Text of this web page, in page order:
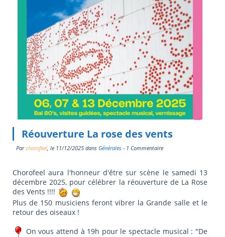
Réouverture La rose des vents
Parchorofeel, le 11/12/2025dans Générales- 1 Commentaire
Chorofeel aura l'honneur d'être sur scène le samedi 13
décembre 2025, pour célébrer la réouverture de La Rose
des Vents !!!!
Plus de 150 musiciens feront vibrer la Grande salle et le
retour des oiseaux !
On vous attend à 19h pour le spectacle musical : "De